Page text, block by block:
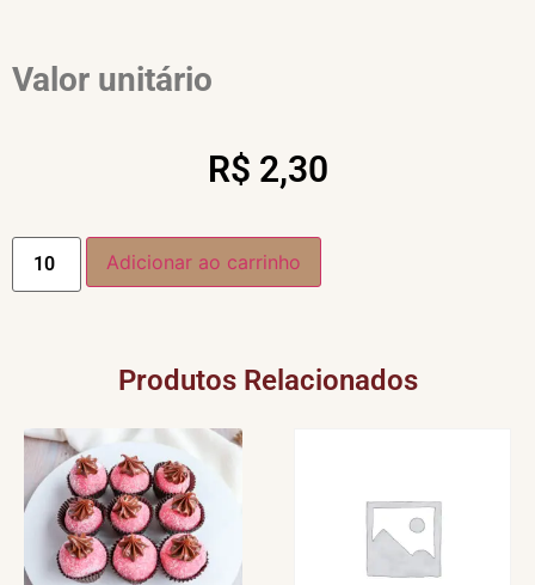
Valor unitário
R$ 2,30
Adicionar ao carrinho
Produtos Relacionados